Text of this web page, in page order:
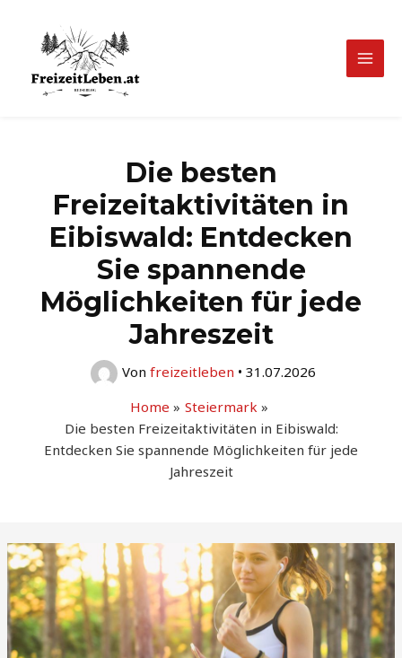
springen
Main
Die besten
Freizeitaktivitäten in
Eibiswald: Entdecken
Sie spannende
Möglichkeiten für jede
Jahreszeit
Von freizeitleben • 31.07.2026
Home
Steiermark
Die besten Freizeitaktivitäten in Eibiswald:
Entdecken Sie spannende Möglichkeiten für jede
Jahreszeit